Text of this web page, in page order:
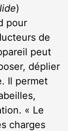
)
pour
de
peut
déplier
Il permet
« Le
charges